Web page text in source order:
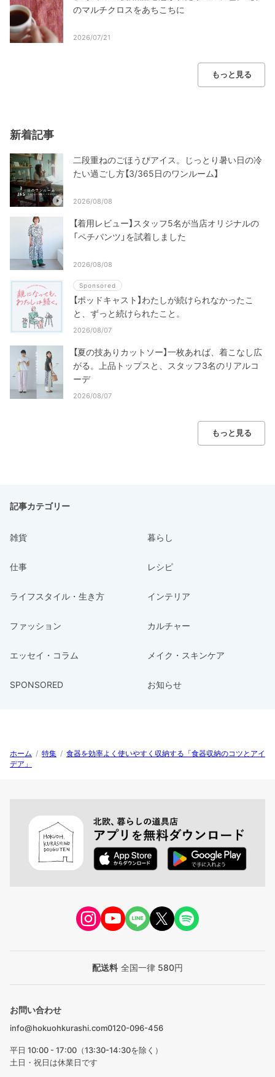
のマルチクロスをあちこちに
2026/07/21
もっと見る
新着記事
二段重ねのごほうびアイス。じっとり暑い日の冷
たい過ごし方【3/365日のワンルーム】
2026/08/08
【着用レビュー】スタッフ5名が当店オリジナルの
「ペチパンツ」を試着しました
2026/08/08
Sponsored
【ポッドキャスト】わたしが続けられなかったこ
と、ずっと続けられたこと。
2026/08/07
【夏の技ありカットソー】一枚あれば、着こなし広
がる。上品トップスと、スタッフ3名のリアルコ
ーデ
2026/08/07
もっと見る
記事カテゴリー
雑貨 暮らし
仕事 レシピ
ライフスタイル・生き方 インテリア
ファッション カルチャー
エッセイ・コラム メイク・スキンケア
SPONSORED お知らせ
ホーム / 特集 / 食器を効率よく使いやすく収納する「食器収納のコツとアイ
デア」
配送料 全国一律 580円
お問い合わせ
info@hokuohkurashi.com0120-096-456
平日 10:00 - 17:00（13:30-14:30を除く）
土日・祝日は休業日です